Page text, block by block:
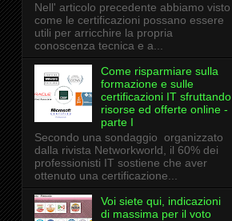
Nell' articolo precedente abbiamo visto
come le certificazioni possano essere
utili per arricchire la propria
conoscenza tecnica e a...
Come risparmiare sulla
formazione e sulle
certificazioni IT sfruttando
risorse ed offerte online -
parte I
Secondo una sondaggio organizzato
dalla rivista Networkworld, il 60% dei
professionisti IT sostiene che aver
ottenuto una certificazione...
Voi siete qui, indicazioni
di massima per il voto